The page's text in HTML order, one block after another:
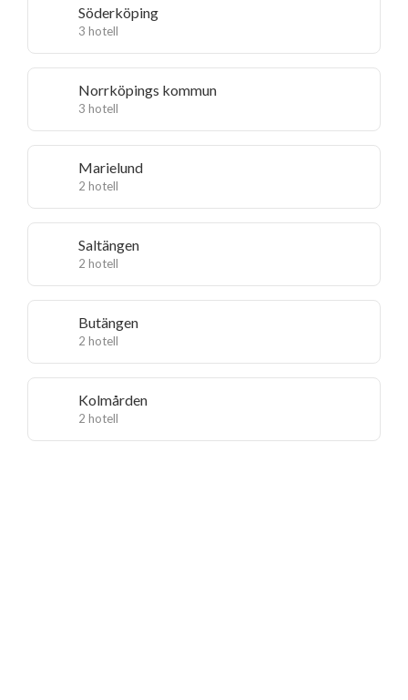
Söderköping
3 hotell
Norrköpings kommun
3 hotell
Marielund
2 hotell
Saltängen
2 hotell
Butängen
2 hotell
Kolmården
2 hotell